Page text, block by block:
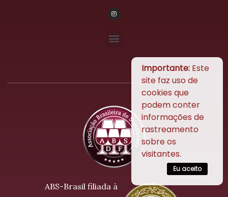
ABS-Brasil filiada à
Importante: Este
site faz uso de
cookies que
podem conter
informações de
rastreamento
sobre os
visitantes.
Eu aceito